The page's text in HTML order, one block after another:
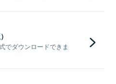
でダウンロードできま